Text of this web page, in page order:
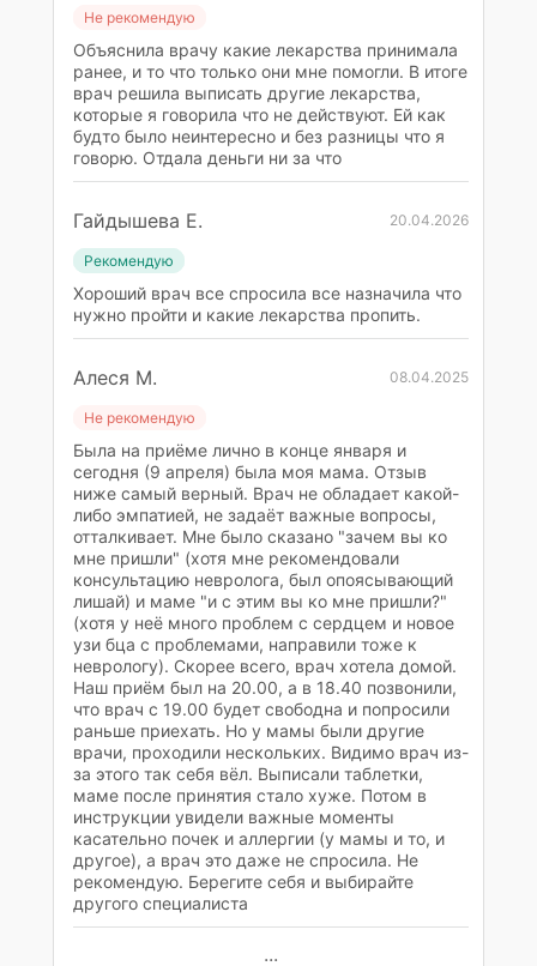
Не рекомендую
Объяснила врачу какие лекарства принимала
ранее, и то что только они мне помогли. В итоге
врач решила выписать другие лекарства,
которые я говорила что не действуют. Ей как
будто было неинтересно и без разницы что я
говорю. Отдала деньги ни за что
Гайдышева Е. 20.04.2026
Рекомендую
Хороший врач все спросила все назначила что
нужно пройти и какие лекарства пропить.
Алеся М. 08.04.2025
Не рекомендую
Была на приёме лично в конце января и
сегодня (9 апреля) была моя мама. Отзыв
ниже самый верный. Врач не обладает какой-
либо эмпатией, не задаёт важные вопросы,
отталкивает. Мне было сказано "зачем вы ко
мне пришли" (хотя мне рекомендовали
консультацию невролога, был опоясывающий
лишай) и маме "и с этим вы ко мне пришли?"
(хотя у неё много проблем с сердцем и новое
узи бца с проблемами, направили тоже к
неврологу). Скорее всего, врач хотела домой.
Наш приём был на 20.00, а в 18.40 позвонили,
что врач с 19.00 будет свободна и попросили
раньше приехать. Но у мамы были другие
врачи, проходили нескольких. Видимо врач из-
за этого так себя вёл. Выписали таблетки,
маме после принятия стало хуже. Потом в
инструкции увидели важные моменты
касательно почек и аллергии (у мамы и то, и
другое), а врач это даже не спросила. Не
рекомендую. Берегите себя и выбирайте
другого специалиста
...